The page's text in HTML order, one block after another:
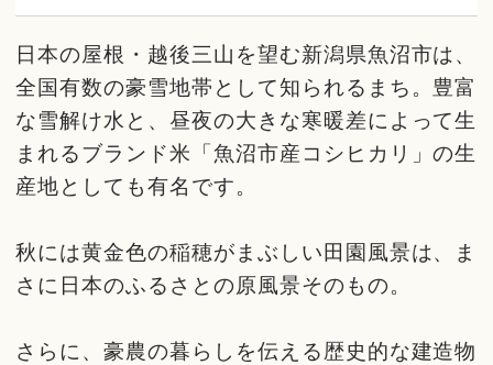
日本の屋根・越後三山を望む新潟県魚沼市は、
全国有数の豪雪地帯として知られるまち。豊富
な雪解け水と、昼夜の大きな寒暖差によって生
まれるブランド米「魚沼市産コシヒカリ」の生
産地としても有名です。
秋には黄金色の稲穂がまぶしい田園風景は、ま
さに日本のふるさとの原風景そのもの。
さらに、豪農の暮らしを伝える歴史的な建造物